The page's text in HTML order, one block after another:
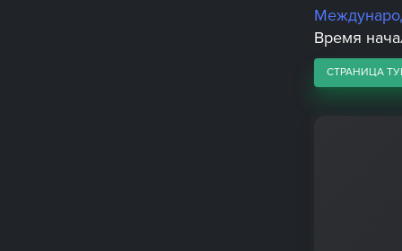
Время
СТРАНИЦА